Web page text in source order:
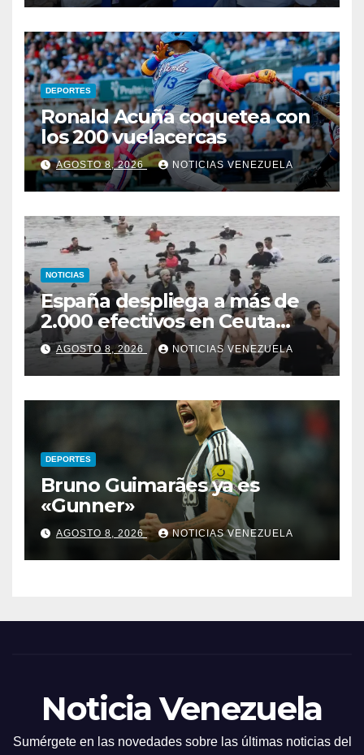
DEPORTES
Ronald Acuña coquetea con
los 200 vuelacercas
AGOSTO 8, 2026 NOTICIAS VENEZUELA
NOTICIAS
España despliega a más de
2.000 efectivos en Ceuta
ante nueva oleada migratoria
AGOSTO 8, 2026 NOTICIAS VENEZUELA
DEPORTES
Bruno Guimarães ya es
«Gunner»
AGOSTO 8, 2026 NOTICIAS VENEZUELA
Noticia Venezuela
Sumérgete en las novedades sobre las últimas noticias del